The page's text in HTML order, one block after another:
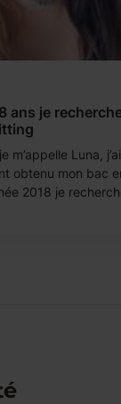
ans je
m’appelle Luna,
obtenu mon bac
2018 je